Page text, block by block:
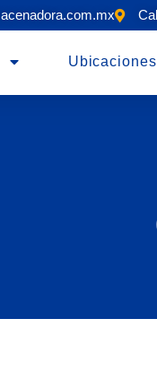
Ubicaciones